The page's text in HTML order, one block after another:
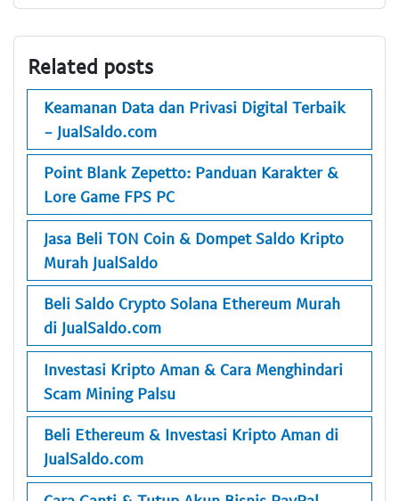
Related posts
Keamanan Data dan Privasi Digital Terbaik
- JualSaldo.com
Point Blank Zepetto: Panduan Karakter &
Lore Game FPS PC
Jasa Beli TON Coin & Dompet Saldo Kripto
Murah JualSaldo
Beli Saldo Crypto Solana Ethereum Murah
di JualSaldo.com
Investasi Kripto Aman & Cara Menghindari
Scam Mining Palsu
Beli Ethereum & Investasi Kripto Aman di
JualSaldo.com